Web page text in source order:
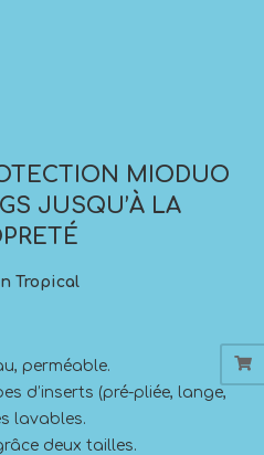
MIODUO
JUSQU’À LA
Tropical
perméable.
d’inserts (pré-pliée, lange,
lavables.
deux tailles.